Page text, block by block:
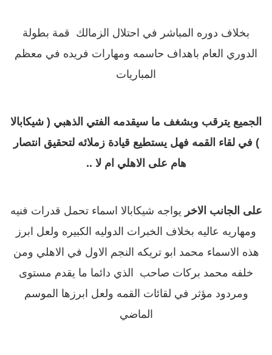
بخلاف دوره المباشر في احتلال الزمالك قمة بطولة
الدوري العام باهداف حاسمه ومهارات فريده في معظم
المباريات
الجميع يترقب وبشغف ما سيقدمه الفتي الذهبي ( شيكابالا
) في لقاء القمه فهل يستطيع قيادة زملائه لتحقيق انتصار
هام على الاهلي ام لا ..
على الجانب الاخر يواجه شيكابالا اسماء تحمل قدرات فنيه
ومهاريه عاليه بخلاف الخبرات الدوليه الكبيره ولعل ابرز
هذه الاسماء محمد ابو تريكه النجم الاول في الاهلي ومن
خلفه محمد بركات صاحب الذي دائما ما يقدم مستوى
ومردود مؤثر في لقائات القمه ولعل ابرزها الموسم
الماضي